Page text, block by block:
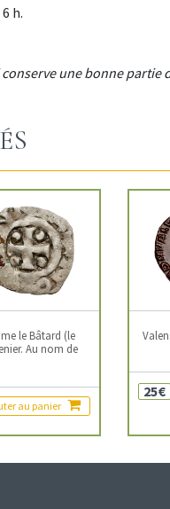
h.
une bonne partie
le Bâtard (le
Au nom de
au panier
25€